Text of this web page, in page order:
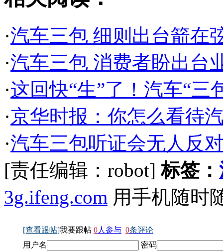
·汽车三包 细则出台箭在
·汽车三包 消费者盼出台
·这回快“生”了！汽车“三
·京华时报：你怎么看待
·汽车三包听证会无人反
[责任编辑：robot]标签：
3g.ifeng.com 用手机随时
[查看跟帖]我要跟帖 0人参与 0条评论
用户名
密码